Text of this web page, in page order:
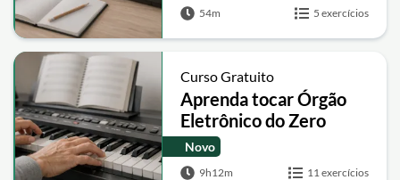
54m 5 exercícios
Curso Gratuito
Aprenda tocar Órgão
Eletrônico do Zero
Novo
9h12m 11 exercícios